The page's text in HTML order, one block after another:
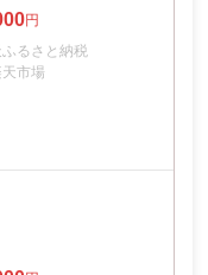
るさと納税
市場